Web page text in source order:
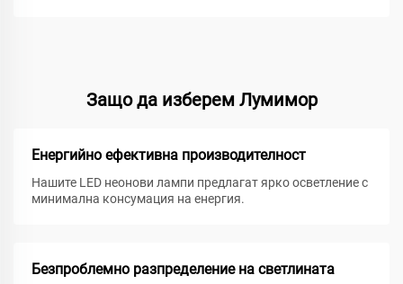
Защо да изберем Лумимор
Енергийно ефективна производителност
Нашите LED неонови лампи предлагат ярко осветление с
минимална консумация на енергия.
Безпроблемно разпределение на светлината